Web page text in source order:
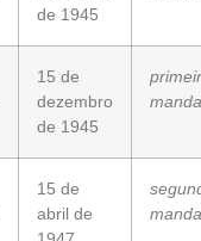
de 1945
15 de
dezembro
de 1945
15 de
abril de